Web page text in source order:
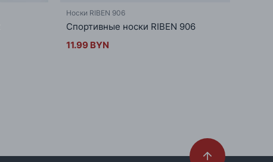
Носки RIBEN 906
Спортивные носки RIBEN 906
11.99 BYN